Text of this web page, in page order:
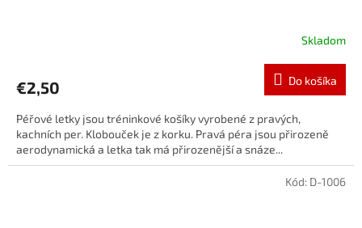
Skladom
€2,50 Do košíka
Péřové letky jsou tréninkové košíky vyrobené z pravých,
kachních per. Klobouček je z korku. Pravá péra jsou přirozeně
aerodynamická a letka tak má přirozenější a snáze...
Kód: D-1006